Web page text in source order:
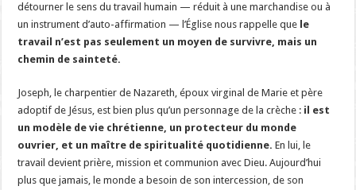
détourner le sens du travail humain — réduit à une marchandise ou à
un instrument d’auto-affirmation — l’Église nous rappelle que le
travail n’est pas seulement un moyen de survivre, mais un
chemin de sainteté.
Joseph, le charpentier de Nazareth, époux virginal de Marie et père
adoptif de Jésus, est bien plus qu’un personnage de la crèche : il est
un modèle de vie chrétienne, un protecteur du monde
ouvrier, et un maître de spiritualité quotidienne. En lui, le
travail devient prière, mission et communion avec Dieu. Aujourd’hui
plus que jamais, le monde a besoin de son intercession, de son